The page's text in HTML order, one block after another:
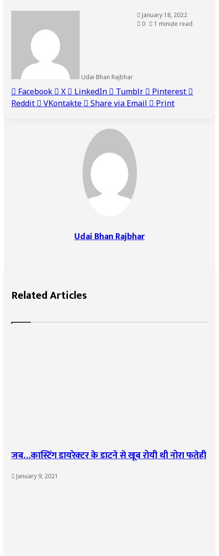
Udai Bhan Rajbhar
January 18, 2022
0
1 minute read
Facebook X LinkedIn Tumblr
Pinterest
Reddit
VKontakte Share via Email Print
Udai Bhan Rajbhar
Related Articles
जब…कास्टिंग डायरेक्टर के डाटने से खूब रोयी थी नोरा फतेही
January 9, 2021